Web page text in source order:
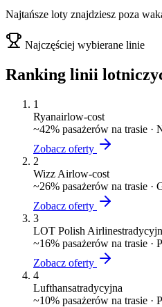
Najtańsze loty znajdziesz poza
Najczęściej wybierane linie
Ranking linii
1
Ryanairlow-cost
~42% pasażerów na trasie ·
Zobacz oferty
2
Wizz Airlow-cost
~26% pasażerów na trasie ·
Zobacz oferty
3
LOT Polish Airlines
~16% pasażerów na trasie ·
Zobacz oferty
4
Lufthansatradycyjna
~10% pasażerów na trasie ·